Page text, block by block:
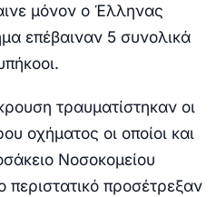
μόνον ο Έλληνας
επέβαιναν 5 συνολικά
τραυματίστηκαν οι
οχήματος οι οποίοι και
Νοσοκομείου
περιστατικό προσέτρεξαν